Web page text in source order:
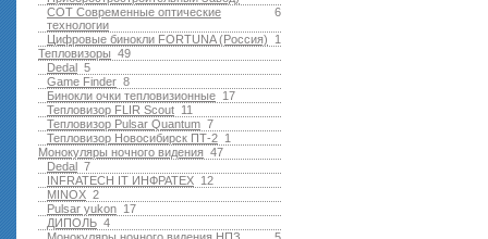
6
СОТ Современные оптические
технологии
1
Цифровые бинокли FORTUNA (Россия)
49
Тепловизоры
5
Dedal
8
Game Finder
17
Бинокли очки тепловизионные
11
Тепловизор FLIR Scout
7
Тепловизор Pulsar Quantum
1
Тепловизор Новосибирск ПТ-2
47
Монокуляры ночного видения
7
Dedal
12
INFRATECH IT ИНФРАТЕХ
2
MINOX
17
Pulsar yukon
4
ДИПОЛЬ